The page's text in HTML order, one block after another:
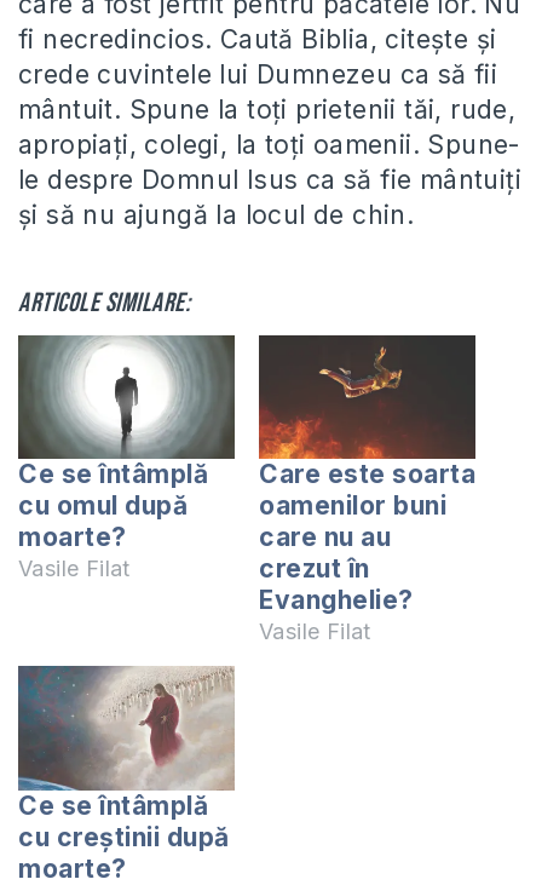
fi necredincios. Caută Biblia, citeşte şi
crede cuvintele lui Dumnezeu ca să fii
mântuit. Spune la toţi prietenii tăi, rude,
apropiaţi, colegi, la toţi oamenii. Spune-
le despre Domnul Isus ca să fie mântuiţi
şi să nu ajungă la locul de chin.
Articole similare:
Ce se întâmplă
cu omul după
moarte?
Vasile Filat
Care este soarta
oamenilor buni
care nu au
crezut în
Evanghelie?
Vasile Filat
Ce se întâmplă
cu creştinii după
moarte?